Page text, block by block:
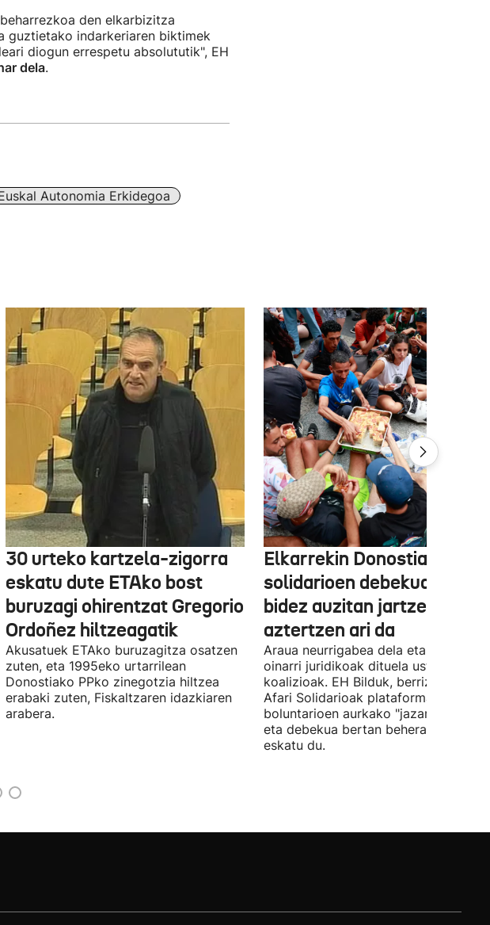
den elkarbizitza
guztietako indarkeriaren biktimek
diogun errespetu absolututik", EH
dela.
Autonomia Erkidegoa
30 urteko kartzela-zigorra
eskatu dute ETAko bost
buruzagi ohirentzat Gregorio
Ordoñez hiltzeagatik
Akusatuek ETAko buruzagitza osatzen
zuten, eta 1995eko urtarrilean
Donostiako PPko zinegotzia hiltzea
erabaki zuten, Fiskaltzaren idazkiaren
arabera.
Elkarrekin Donostia afari
solidarioen debekua
bidez auzitan jartzea
aztertzen ari da
Araua neurrigabea dela eta
oinarri juridikoak dituela uste du
koalizioak. EH Bilduk, berriz, Kaleko
Afari Solidarioak plataformako
boluntarioen aurkako "jazarpena"
eta debekua bertan behera uzteko
eskatu du.